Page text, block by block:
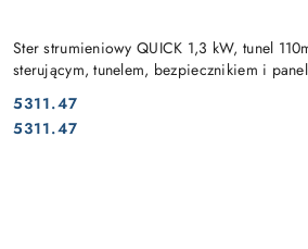
Ster strumieniowy QUICK 1,3 kW, tunel
sterującym, tunelem, bezpiecznikiem i
Cena:
5311.47
Cena:
5311.47